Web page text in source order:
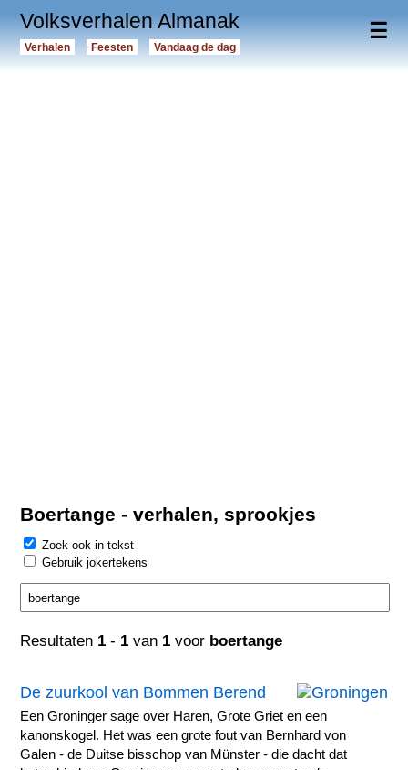
☰
Volksverhalen Almanak
Verhalen Feesten Vandaag de dag
Boertange - verhalen, sprookjes
Zoek ook in tekst
Gebruik jokertekens
Resultaten 1 - 1 van 1 voor boertange
De zuurkool van Bommen Berend
Een Groninger sage over Haren, Grote Griet en een
kanonskogel. Het was een grote fout van Bernhard von
Galen - de Duitse bisschop van Münster - die dacht dat